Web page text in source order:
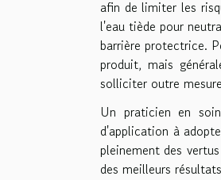
afin de limiter les
l'eau tiède pour
barrière protectrice.
produit, mais
solliciter outre
Un praticien en
d'application à
pleinement des
des meilleurs